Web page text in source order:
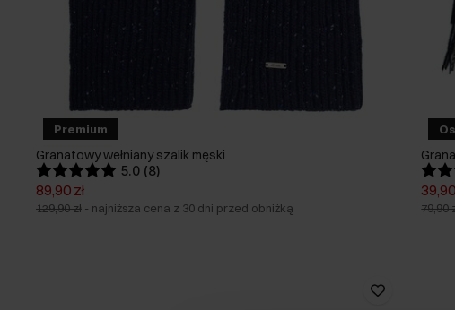
Premium
Granatowy wełniany szalik męski
5.0 (8)
89,90 zł
129,90 zł - najniższa cena z 30 dni przed obniżką 79,90